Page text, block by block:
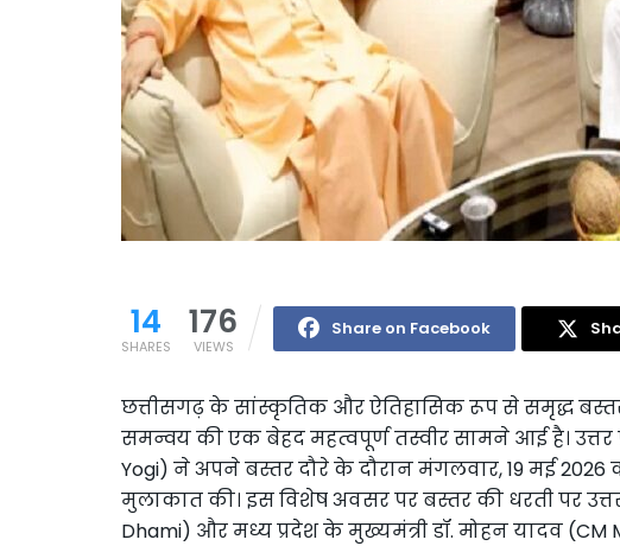
14
SHARES
176
VIEWS
Share on Facebook
छत्तीसगढ़ के सांस्कृतिक और ऐतिहासिक रूप से समृद्ध बस्तर
समन्वय की एक बेहद महत्वपूर्ण तस्वीर सामने आई है। उत्तर
Yogi) ने अपने बस्तर दौरे के दौरान मंगलवार, 19 मई
मुलाकात की। इस विशेष अवसर पर बस्तर की धरती पर
Dhami) और मध्य प्रदेश के मुख्यमंत्री डॉ. मोहन यादव